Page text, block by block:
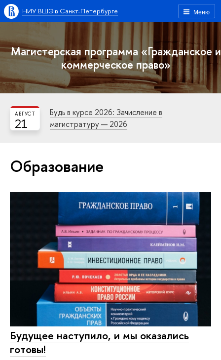
Меню
НИУ ВШЭ в Санкт-Петербурге
Магистерская программа «Гражданское и
коммерческое право»
21
АВГУСТ
Будь в курсе 2026: Зачисление в
магистратуру — 2026
Образование
Будущее наступило, и мы оказались
готовы!